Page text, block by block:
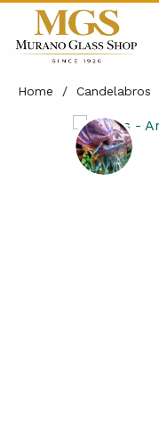
Home / Candelabros